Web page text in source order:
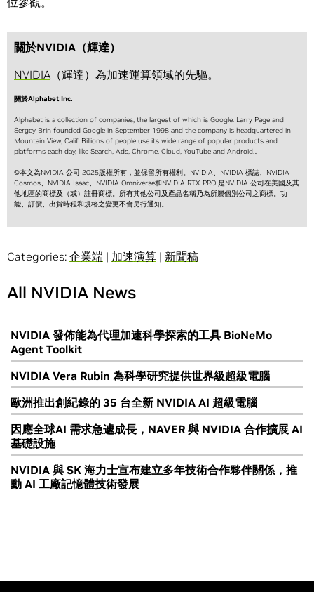
關於NVIDIA（輝達）
NVIDIA （輝達）為加速運算領域的先驅。
關於Alphabet Inc.
Alphabet is a collection of companies, the largest of which is Google. Larry Page and
Sergey Brin founded Google in September 1998 and the company is headquartered in
Mountain View, Calif. Billions of people use its wide range of popular products and
platforms each day, like Search, Ads, Chrome, Cloud, YouTube and Android.。
©本文為NVIDIA 公司 2025版權所有，並保留所有權利。NVIDIA、NVIDIA 標誌、NVIDIA
Cosmos、NVIDIA Isaac、NVIDIA Omniverse和NVIDIA RTX PRO 是NVIDIA 公司在美國及其
他地區的商標及（或）註冊商標。所有其他公司及產品名稱乃為所屬個別公司之商標。功
能、訂價、出貨時程和規格之變更不會另行通知。
Categories: 企業端 | 加速演算 | 新聞稿
All NVIDIA News
NVIDIA 發佈能為代理加速科學探索的工具 BioNeMo
Agent Toolkit
NVIDIA Vera Rubin 為科學研究提供世界級超級電腦
歐洲推出創紀錄的 35 台全新 NVIDIA AI 超級電腦
因應全球AI 需求急遽成長，NAVER 與 NVIDIA 合作擴展 AI
基礎設施
NVIDIA 與 SK 海力士宣布建立多年技術合作夥伴關係，推
動 AI 工廠記憶體技術發展